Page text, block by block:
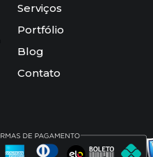
Serviços
Portfólio
Blog
Contato